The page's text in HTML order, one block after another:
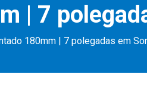
| 7
180mm | 7 polegadas em